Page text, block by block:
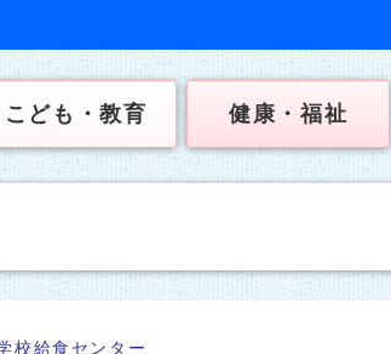
こども・教育 健康・福祉
校給食センター